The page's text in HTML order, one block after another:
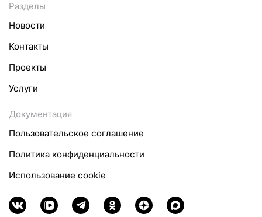
Разделы
Новости
Контакты
Проекты
Услуги
Документация
Пользовательское соглашение
Политика конфиденциальности
Использование cookie